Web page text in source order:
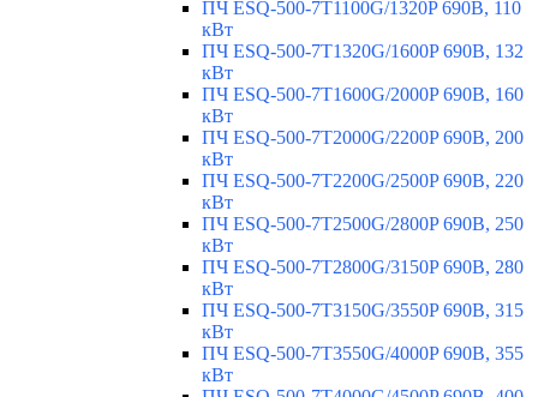
ПЧ ESQ-500-7T1100G/1320P 690В, 110
кВт
ПЧ ESQ-500-7T1320G/1600P 690В, 132
кВт
ПЧ ESQ-500-7T1600G/2000P 690В, 160
кВт
ПЧ ESQ-500-7T2000G/2200P 690В, 200
кВт
ПЧ ESQ-500-7T2200G/2500P 690В, 220
кВт
ПЧ ESQ-500-7T2500G/2800P 690В, 250
кВт
ПЧ ESQ-500-7T2800G/3150P 690В, 280
кВт
ПЧ ESQ-500-7T3150G/3550P 690В, 315
кВт
ПЧ ESQ-500-7T3550G/4000P 690В, 355
кВт